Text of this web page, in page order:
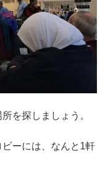
を探しましょう。
ーには、なんと1軒